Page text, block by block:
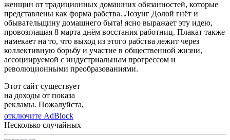
женщин от традиционных домашних обязанностей, которые
представлены как форма рабства. Лозунг Долой гнёт и
обывательщину домашнего быта! ясно выражает эту идею,
провозглашая 8 марта днём восстания работниц. Плакат также
намекает на то, что выход из этого рабства лежит через
коллективную борьбу и участие в общественной жизни,
ассоциируемой с индустриальным прогрессом и
революционными преобразованиями.
Этот сайт существует
на доходы от показа
рекламы. Пожалуйста,
отключите AdBlock
Несколько случайных